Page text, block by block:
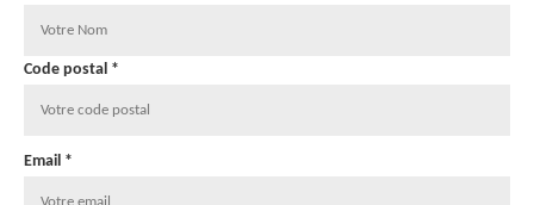
Code postal *
Email *